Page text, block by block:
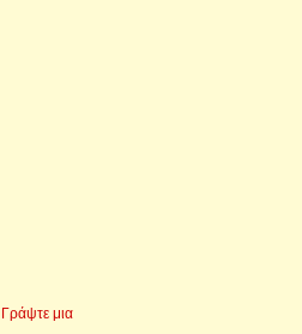
Γράψτε μια